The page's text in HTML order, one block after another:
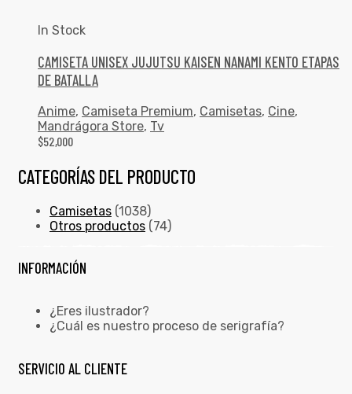
In Stock
CAMISETA UNISEX JUJUTSU KAISEN NANAMI KENTO ETAPAS
DE BATALLA
Anime, Camiseta Premium, Camisetas, Cine,
Mandrágora Store, Tv
$52,000
CATEGORÍAS DEL PRODUCTO
Camisetas (1038)
Otros productos (74)
INFORMACIÓN
¿Eres ilustrador?
¿Cuál es nuestro proceso de serigrafía?
SERVICIO AL CLIENTE